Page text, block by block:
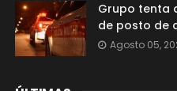
Grupo tenta
de posto de
Agosto 05,